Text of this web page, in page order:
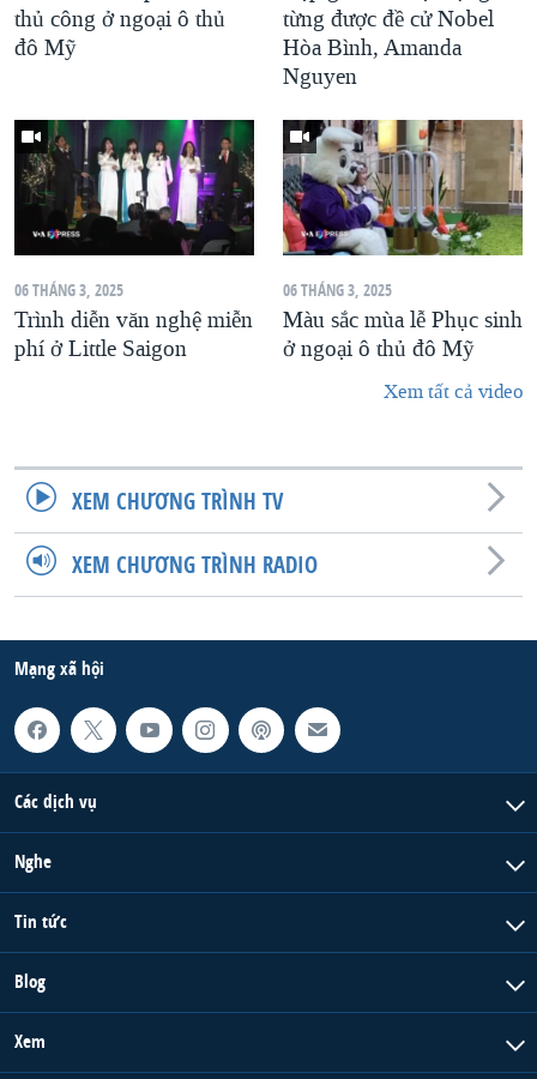
thủ công ở ngoại ô thủ
đô Mỹ
từng được đề cử Nobel
Hòa Bình, Amanda
Nguyen
06 THÁNG 3, 2025
Trình diễn văn nghệ miễn
phí ở Little Saigon
06 THÁNG 3, 2025
Màu sắc mùa lễ Phục sinh
ở ngoại ô thủ đô Mỹ
Xem tất cả video
XEM CHƯƠNG TRÌNH TV
XEM CHƯƠNG TRÌNH RADIO
Mạng xã hội
Các dịch vụ
Nghe
Tin tức
Blog
Xem